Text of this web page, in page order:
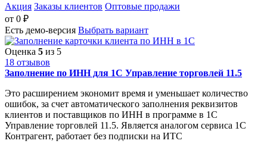
Акция Заказы клиентов Оптовые продажи
от 0 ₽
Есть демо-версия Выбрать вариант
Оценка 5 из 5
18 отзывов
Заполнение по ИНН для 1С Управление торговлей 11.5
Это расширением экономит время и уменьшает количество
ошибок, за счет автоматического заполнения реквизитов
клиентов и поставщиков по ИНН в программе в 1С
Управление торговлей 11.5. Является аналогом сервиса 1С
Контрагент, работает без подписки на ИТС